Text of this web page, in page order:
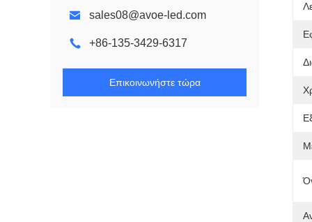
sales08@avoe-led.com
+86-135-3429-6317
Επικοινωνήστε τώρα